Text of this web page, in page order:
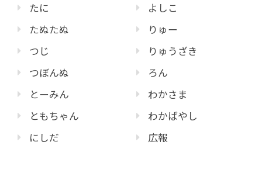
たに
たぬたぬ
つじ
つぼんぬ
とーみん
ともちゃん
にしだ
よしこ
りゅー
りゅうざき
ろん
わかさま
わかばやし
広報